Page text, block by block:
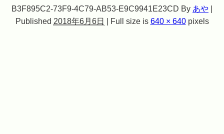
B3F895C2-73F9-4C79-AB53-E9C9941E23CD By あや
Published 2018年6月6日 Full size is 640 × 640pixels